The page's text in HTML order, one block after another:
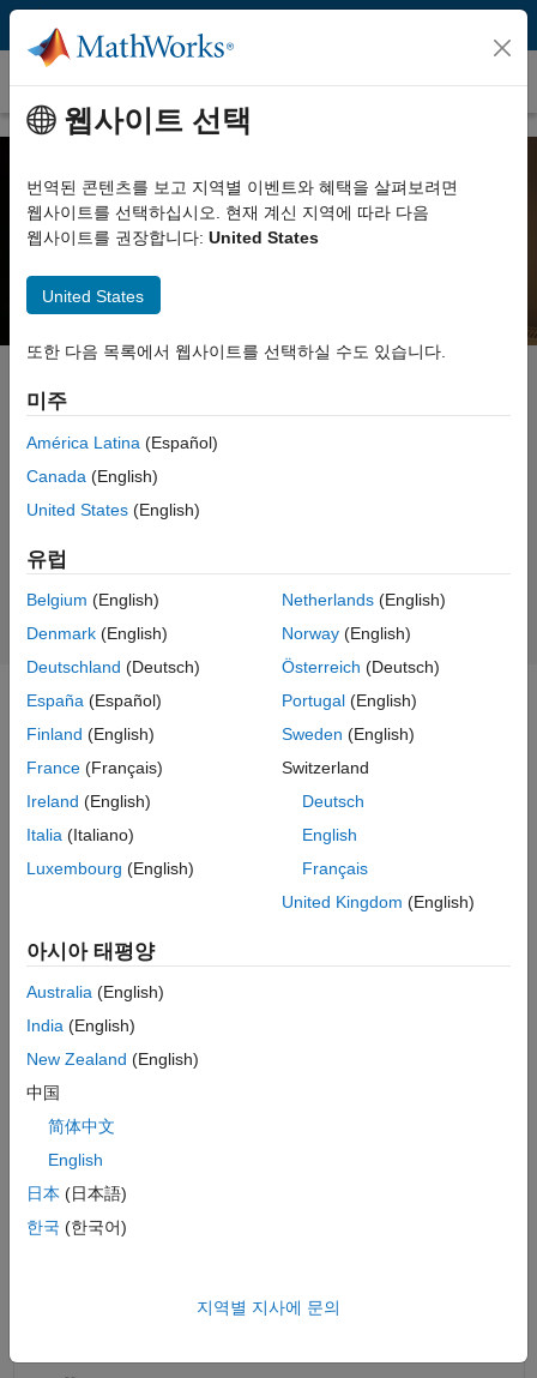
콘텐츠로 바로 가기
Convolutional Neural Network
Convolutional neural network란?
Convolutional neural network(CNN 또는 ConvNet)란 데이터로부터
직접 학습하는 딥러닝의 신경망 아키텍처입니다.
특히 유용합니다. 또한, 오디오, 시계열 및 신호 데이터를 분류하는
데도 매우 효과적입니다.
CNN의 작동 방식
있으며, 각 계층은 영상의 서로 다른 특징을 검출합니다. 각 훈련
영상에 서로 다른 해상도의 필터가 적용되고, 컨벌루션된 각 영상은
다음 계층의 입력으로 사용됩니다. 필터는 밝기, 경계와 같이 매우
예제로 시작하기
분류에 사용할 간단한 딥러닝 신경망 만들기
웹사이트 선택
번역된 콘텐츠를 보고 지역별 이벤트와 혜택을 살펴보려면
웹사이트를 선택하십시오. 현재 계신 지역에 따라 다음
웹사이트를 권장합니다: United States
United States
또한 다음 목록에서 웹사이트를 선택하실 수도 있습니다.
미주
América Latina (Español)
Canada (English)
United States (English)
유럽
Belgium (English)
Denmark (English)
Deutschland (Deutsch)
España (Español)
Finland (English)
France (Français)
Ireland (English)
Italia (Italiano)
Luxembourg (English)
Netherlands(English)
Norway(English)
Österreich (Deutsch)
Portugal(English)
Sweden (English)
Switzerland
Deutsch
English
Français
United Kingdom (English)
아시아 태평양
Australia (English)
India (English)
New Zealand (English)
中国
简体中文
English
日本 (日本語)
한국 (한국어)
지역별 지사에 문의